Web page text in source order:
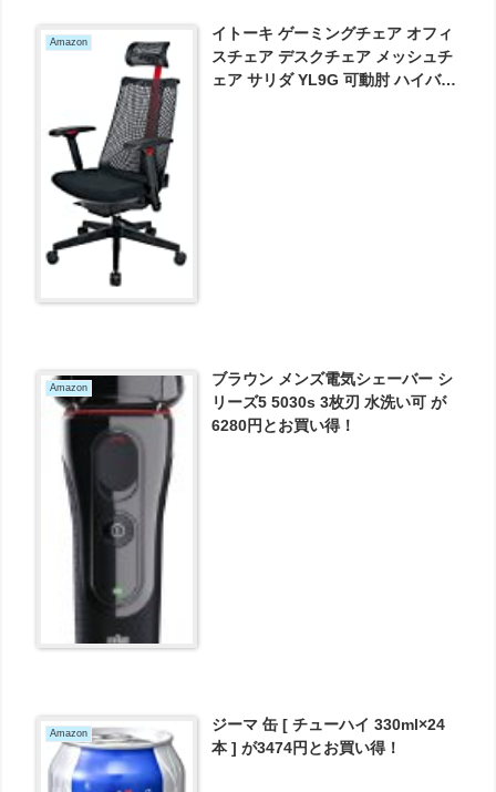
Amazon
イトーキ ゲーミングチェア オフィ
スチェア デスクチェア メッシュチ
ェア サリダ YL9G 可動肘 ハイバッ
Amazon
ブラウン メンズ電気シェーバー シ
リーズ5 5030s 3枚刃 水洗い可 が
6280円とお買い得！
Amazon
ジーマ 缶 [ チューハイ 330ml×24
本 ] が3474円とお買い得！